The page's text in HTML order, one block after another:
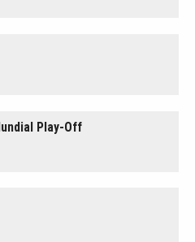
Play-Off